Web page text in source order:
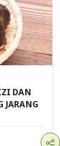
DAN
JARANG